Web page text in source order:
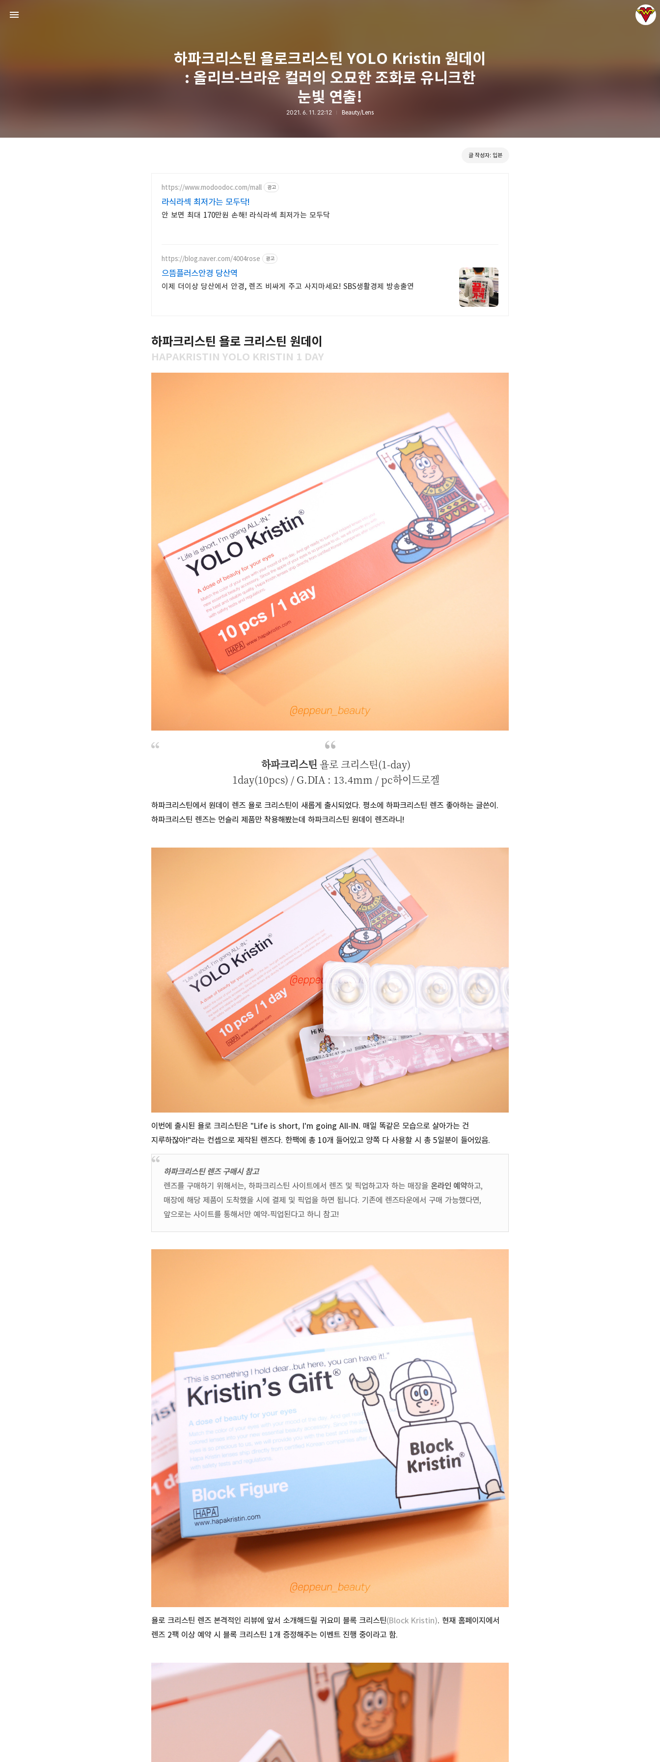
하파크리스틴 욜로크리스틴 YOLO Kristin 원데이
: 올리브-브라운 컬러의 오묘한 조화로 유니크한
눈빛 연출!
2021. 6. 11. 22:12 Beauty/Lens
글 작성자: 입븐
https://www.modoodoc.com/mall 광고
라식라섹 최저가는 모두닥!
안 보면 최대 170만원 손해! 라식라섹 최저가는 모두닥
https://blog.naver.com/4004rose 광고
으뜸플러스안경 당산역
이제 더이상 당산에서 안경, 렌즈 비싸게 주고 사지마세요! SBS생활경제 방송출연
하파크리스틴 욜로 크리스틴 원데이
HAPAKRISTIN YOLO KRISTIN 1 DAY
하파크리스틴욜로 크리스틴(1-day)
1day(10pcs) / G.DIA : 13.4mm / pc하이드로겔
하파크리스틴에서 원데이 렌즈 욜로 크리스틴이 새롭게 출시되었다. 평소에 하파크리스틴 렌즈 좋아하는 글쓴이.
하파크리스틴 렌즈는 먼슬리 제품만 착용해봤는데 하파크리스틴 원데이 렌즈라니!
이번에 출시된 욜로 크리스틴은 "Life is short, I'm going All-IN. 매일 똑같은 모습으로 살아가는 건
지루하잖아!"라는 컨셉으로 제작된 렌즈다. 한팩에 총 10개 들어있고 양쪽 다 사용할 시 총 5일분이 들어있음.
하파크리스틴 렌즈 구매시 참고
렌즈를 구매하기 위해서는, 하파크리스틴 사이트에서 렌즈 및 픽업하고자 하는 매장을 온라인 예약하고,
매장에 해당 제품이 도착했을 시에 결제 및 픽업을 하면 됩니다. 기존에 렌즈타운에서 구매 가능했다면,
앞으로는 사이트를 통해서만 예약-픽업된다고 하니 참고!
욜로 크리스틴 렌즈 본격적인 리뷰에 앞서 소개해드릴 귀요미 블록 크리스틴(Block Kristin). 현재 홈페이지에서
렌즈 2팩 이상 예약 시 블록 크리스틴 1개 증정해주는 이벤트 진행 중이라고 함.